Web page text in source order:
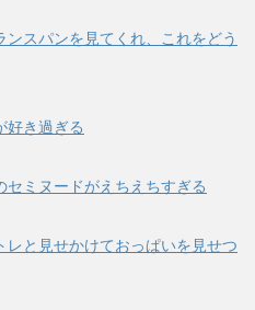
スパンを見てくれ、これをどう
好き過ぎる
セミヌードがえちえちすぎる
レと見せかけておっぱいを見せつ